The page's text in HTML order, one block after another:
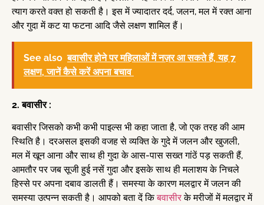
त्याग करते वक्त हो सकती है। इस में ज्यादातर दर्द, जलन, मल में रक्त आना
और गुदा में कट या फटना आदि जैसे लक्षण शामिल हैं।
See also बवासीर होने पर महिलाओं में नज़र आ सकते हैं, यह 7
लक्षण, जानें कैसे करें अपना बचाव
2. बवासीर :
बवासीर जिसको कभी कभी पाइल्स भी कहा जाता है, जो एक तरह की आम
स्थिति है। दरअसल इसकी वजह से व्यक्ति के गुदे में जलन और खुजली,
मल में खून आना और साथ ही गुदा के आस-पास सख्त गांठें पड़ सकती हैं,
आमतौर पर जब सूजी हुई नसें गुदा और इसके साथ ही मलाशय के निचले
हिस्से पर अपना दबाव डालती हैं। समस्या के कारण मलद्वार में जलन की
समस्या उत्पन्न सकती है। आपको बता दें किबवासीरके मरीजों में मलद्वार में